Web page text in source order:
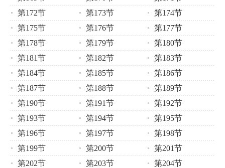
第172节
第173节
第174节
第175节
第176节
第177节
第178节
第179节
第180节
第181节
第182节
第183节
第184节
第185节
第186节
第187节
第188节
第189节
第190节
第191节
第192节
第193节
第194节
第195节
第196节
第197节
第198节
第199节
第200节
第201节
第202节
第203节
第204节